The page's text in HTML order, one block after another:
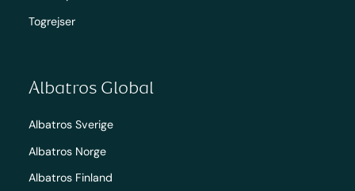
Togrejser
Albatros Global
Albatros Sverige
Albatros Norge
Albatros Finland